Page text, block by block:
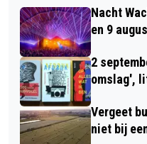
Nacht
en 9
2
omslag',
Vergeet
niet bij